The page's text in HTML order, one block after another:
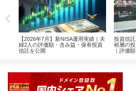
【2026年7月】新NISA運用実績｜夫
婦2人の評価額・含み益・保有投資
信託を公開
投資信
裕層の
｜評価